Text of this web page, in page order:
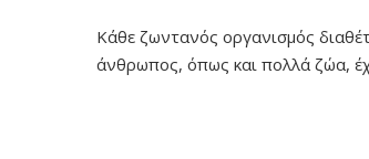
Κάθε ζωντανός οργανισμός
άνθρωπος, όπως και πολλά ζώα,